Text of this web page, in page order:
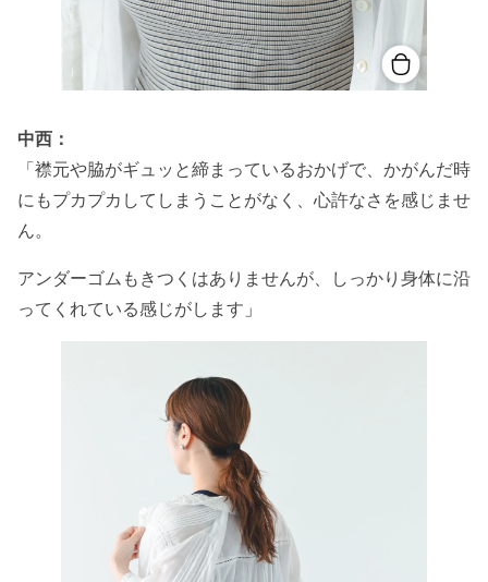
中西：
「襟元や脇がギュッと締まっているおかげで、かがんだ時
にもプカプカしてしまうことがなく、心許なさを感じませ
ん。
アンダーゴムもきつくはありませんが、しっかり身体に沿
ってくれている感じがします 」